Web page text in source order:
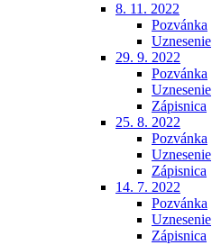
8. 11. 2022
Pozvánka
Uznesenie
29. 9. 2022
Pozvánka
Uznesenie
Zápisnica
25. 8. 2022
Pozvánka
Uznesenie
Zápisnica
14. 7. 2022
Pozvánka
Uznesenie
Zápisnica